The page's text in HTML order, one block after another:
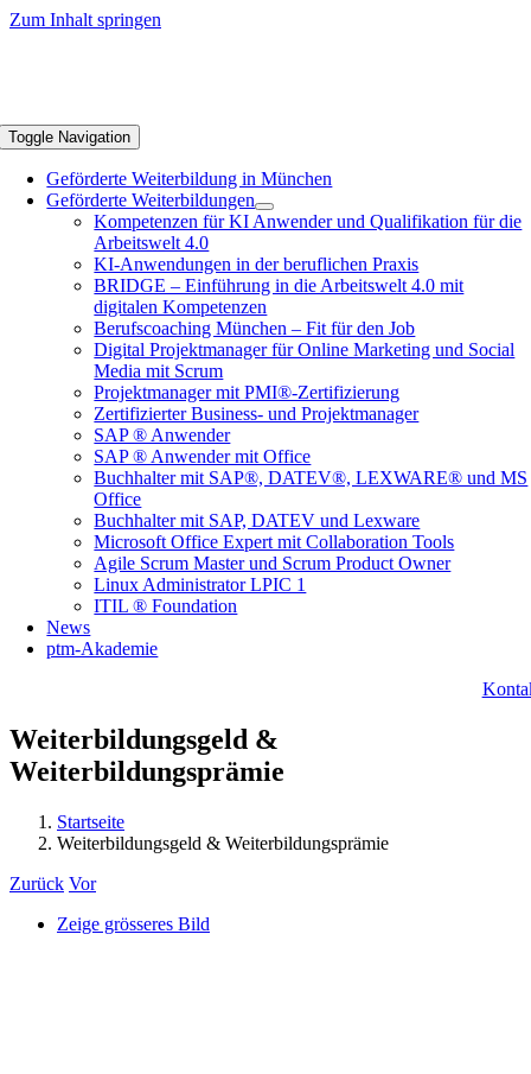
Zum Inhalt springen
Toggle Navigation
Geförderte Weiterbildung in München
Geförderte Weiterbildungen
Kompetenzen für KI Anwender und Qualifikation für die
Arbeitswelt 4.0
KI-Anwendungen in der beruflichen Praxis
BRIDGE – Einführung in die Arbeitswelt 4.0 mit
digitalen Kompetenzen
Berufscoaching München – Fit für den Job
Digital Projektmanager für Online Marketing und Social
Media mit Scrum
Projektmanager mit PMI®-Zertifizierung
Zertifizierter Business- und Projektmanager
SAP ® Anwender
SAP ® Anwender mit Office
Buchhalter mit SAP®, DATEV®, LEXWARE® und MS
Office
Buchhalter mit SAP, DATEV und Lexware
Microsoft Office Expert mit Collaboration Tools
Agile Scrum Master und Scrum Product Owner
Linux Administrator LPIC 1
ITIL ® Foundation
News
ptm-Akademie
Weiterbildungsgeld &
Weiterbildungsprämie
Startseite
Weiterbildungsgeld & Weiterbildungsprämie
Zurück Vor
Zeige grösseres Bild